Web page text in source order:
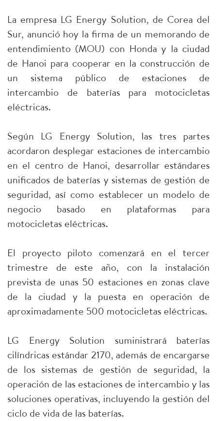
La empresa LG Energy Solution, de Corea del
Sur, anunció hoy la firma de un memorando de
entendimiento (MOU) con Honda y la ciudad
de Hanoi para cooperar en la construcción de
un sistema público de estaciones de
intercambio de baterías para motocicletas
eléctricas.
Según LG Energy Solution, las tres partes
acordaron desplegar estaciones de intercambio
en el centro de Hanoi, desarrollar estándares
unificados de baterías y sistemas de gestión de
seguridad, así como establecer un modelo de
negocio basado en plataformas para
motocicletas eléctricas.
El proyecto piloto comenzará en el tercer
trimestre de este año, con la instalación
prevista de unas 50 estaciones en zonas clave
de la ciudad y la puesta en operación de
aproximadamente 500 motocicletas eléctricas.
LG Energy Solution suministrará baterías
cilíndricas estándar 2170, además de encargarse
de los sistemas de gestión de seguridad, la
operación de las estaciones de intercambio y las
soluciones operativas, incluyendo la gestión del
ciclo de vida de las baterías.